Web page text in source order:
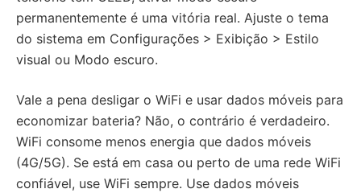
permanentemente é uma vitória real. Ajuste o tema
do sistema em Configurações > Exibição > Estilo
visual ou Modo escuro.
Vale a pena desligar o WiFi e usar dados móveis para
economizar bateria? Não, o contrário é verdadeiro.
WiFi consome menos energia que dados móveis
(4G/5G). Se está em casa ou perto de uma rede WiFi
confiável, use WiFi sempre. Use dados móveis